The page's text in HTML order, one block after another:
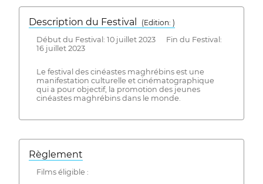
Description du Festival
( Edition: )
Début du Festival: 10 juillet 2023 Fin du Festival:
16 juillet 2023
Le festival des cinéastes maghrébins est une
manifestation culturelle et cinématographique
qui a pour objectif, la promotion des jeunes
cinéastes maghrébins dans le monde.
Règlement
Films éligible :